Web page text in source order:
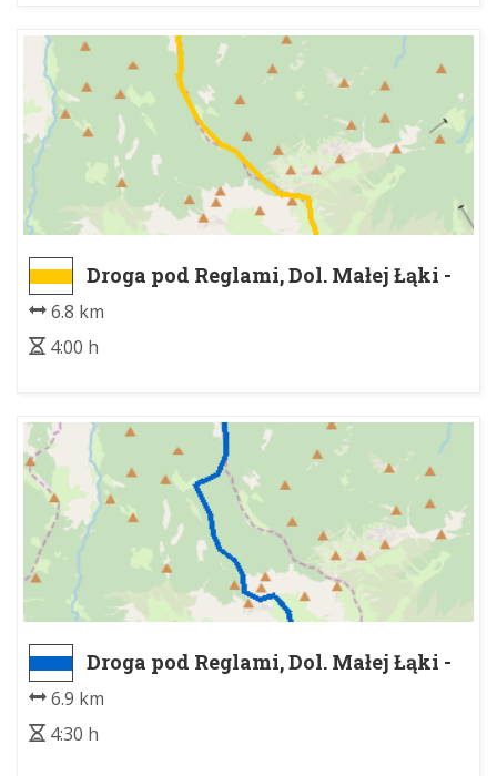
Droga pod Reglami, Dol. Małej Łąki -
Kopa Kondracka
6.8 km
4:00 h
Droga pod Reglami, Dol. Małej Łąki -
Małołączniak
6.9 km
4:30 h